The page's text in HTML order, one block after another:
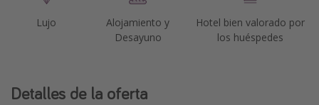
Lujo
Alojamiento y
Desayuno
Hotel bien valorado por
los huéspedes
Detalles de la oferta